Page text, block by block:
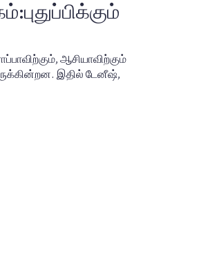
ஆசியாவிற்கும்
இதில் டேனீஷ்,